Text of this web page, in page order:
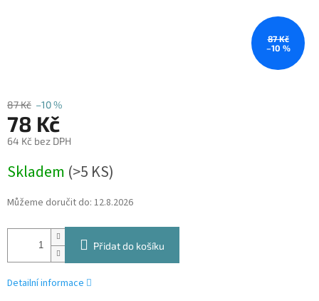
87 Kč
–10 %
87 Kč –10 %
78 Kč
64 Kč bez DPH
cena:
Skladem (>5 KS)
Můžeme doručit do: 12.8.2026
Přidat do košíku
Detailní informace